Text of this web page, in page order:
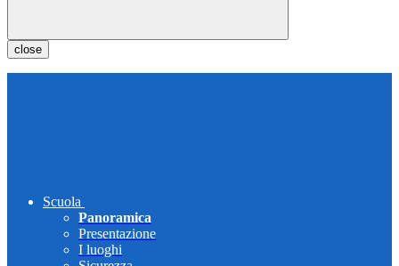
close
Scuola
Panoramica
Presentazione
I luoghi